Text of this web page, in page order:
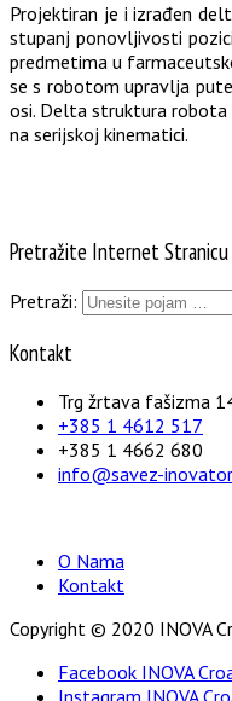
Projektiran je i izrađen
stupanj ponovljivosti
predmetima u
se s robotom upravlja
osi. Delta struktura
na serijskoj kinematici.
Pretražite Internet Stranicu
Pretraži:
Kontakt
Trg žrtava fašizma
+385 1 4612 517
+385 1 4662 680
info@savez-
O Nama
Kontakt
Copyright © 2020 INOVA
Facebook INOVA